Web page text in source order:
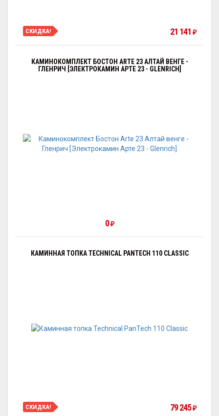
СКИДКА! 21 141 ₽
КАМИНОКОМПЛЕКТ БОСТОН ARTE 23 АЛТАЙ ВЕНГЕ -
ГЛЕНРИЧ [ЭЛЕКТРОКАМИН АРТЕ 23 - GLENRICH]
0₽
КАМИННАЯ ТОПКА TECHNICAL PANTECH 110 CLASSIC
СКИДКА! 79 245₽